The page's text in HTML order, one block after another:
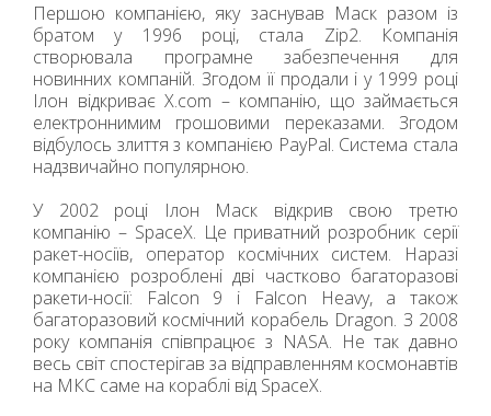
Першою компанією, яку заснував Маск разом із
братом у 1996 році, стала Zip2. Компанія
створювала програмне забезпечення для
новинних компаній. Згодом її продали і у 1999 році
Ілон відкриває X.com – компанію, що займається
електроннимим грошовими переказами. Згодом
відбулось злиття з компанією PayPal. Система стала
надзвичайно популярною.
У 2002 році Ілон Маск відкрив свою третю
компанію – SpaceX. Це приватний розробник серії
ракет-носіїв, оператор космічних систем. Наразі
компанією розроблені дві частково багаторазові
ракети-носії: Falcon 9 і Falcon Heavy, а також
багаторазовий космічний корабель Dragon. З 2008
року компанія співпрацює з NASA. Не так давно
весь світ спостерігав за відправленням космонавтів
на МКС саме на кораблі від SpaceX.